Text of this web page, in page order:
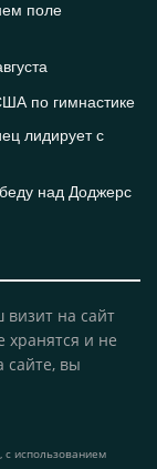
поле
по гимнастике
лидирует с
над Доджерс
на сайт
и не
сайте, вы
использованием